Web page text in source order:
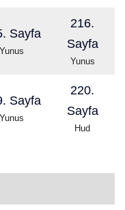
Sayfa
Yunus
216.
Sayfa
Yunus
Sayfa
Yunus
220.
Sayfa
Hud